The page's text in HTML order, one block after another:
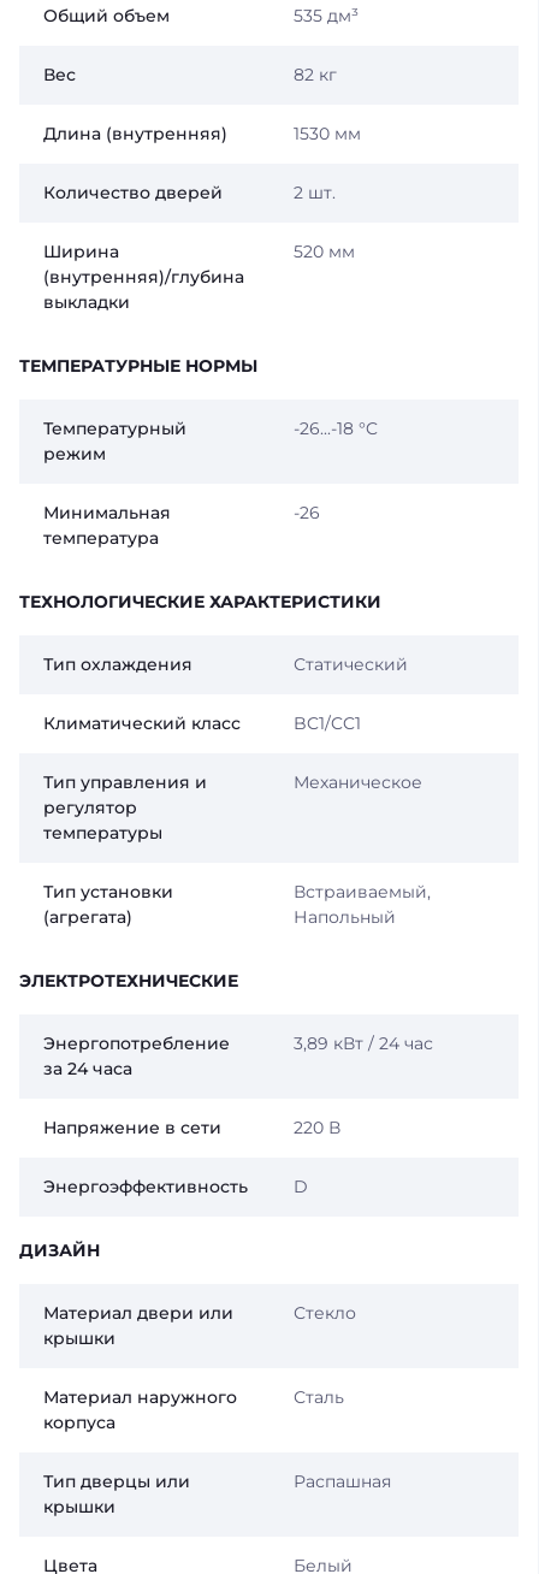
Общий объем 535 дм³
Вес 82 кг
Длина (внутренняя) 1530 мм
Количество дверей 2 шт.
Ширина
(внутренняя)/глубина
выкладки
520 мм
ТЕМПЕРАТУРНЫЕ НОРМЫ
Температурный
режим
-26...-18 °C
Минимальная
температура
-26
ТЕХНОЛОГИЧЕСКИЕ ХАРАКТЕРИСТИКИ
Тип охлаждения Статический
Климатический класс BC1/CC1
Тип управления и
регулятор
температуры
Механическое
Тип установки
(агрегата)
Встраиваемый,
Напольный
ЭЛЕКТРОТЕХНИЧЕСКИЕ
Энергопотребление
за 24 часа
3,89 кВт / 24 час
Напряжение в сети 220 В
Энергоэффективность D
ДИЗАЙН
Материал двери или
крышки
Стекло
Материал наружного
корпуса
Сталь
Тип дверцы или
крышки
Распашная
Цвета Белый